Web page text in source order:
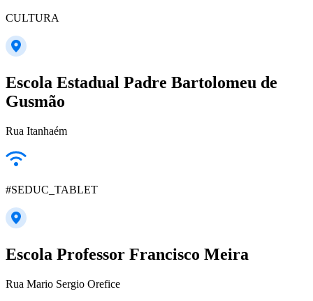
CULTURA
Escola Estadual Padre Bartolomeu de
Gusmão
Rua Itanhaém
#SEDUC_TABLET
Escola Professor Francisco Meira
Rua Mario Sergio Orefice